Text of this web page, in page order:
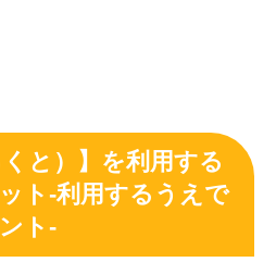
と）】を利用する
ト-利用するうえで
ト-